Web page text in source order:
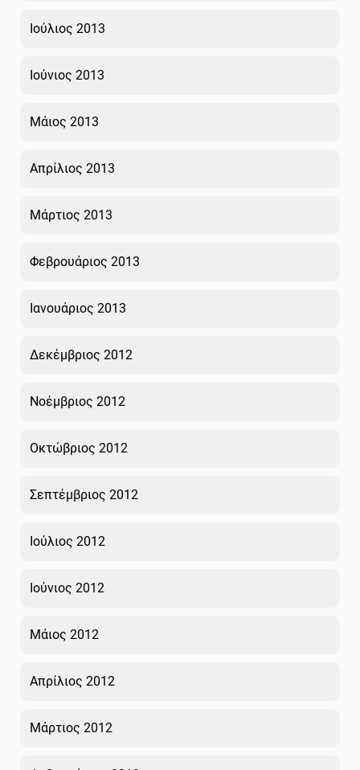
Ιούλιος 2013
Ιούνιος 2013
Μάιος 2013
Απρίλιος 2013
Μάρτιος 2013
Φεβρουάριος 2013
Ιανουάριος 2013
Δεκέμβριος 2012
Νοέμβριος 2012
Οκτώβριος 2012
Σεπτέμβριος 2012
Ιούλιος 2012
Ιούνιος 2012
Μάιος 2012
Απρίλιος 2012
Μάρτιος 2012